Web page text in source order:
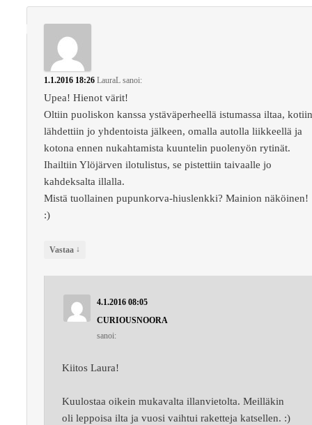
1.1.2016 18:26 LauraL sanoi:
Upea! Hienot värit!
Oltiin puoliskon kanssa ystäväperheellä istumassa iltaa,
lähdettiin jo yhdentoista jälkeen, omalla autolla liikkeellä ja
kotona ennen nukahtamista kuuntelin puolenyön rytinät.
Ihailtiin Ylöjärven ilotulistus, se pistettiin taivaalle jo
kahdeksalta illalla.
Mistä tuollainen pupunkorva-hiuslenkki? Mainion näköinen!
:)
Vastaa ↓
4.1.2016 08:05
CURIOUSNOORA
sanoi:
Kiitos Laura!
Kuulostaa oikein mukavalta illanvietolta. Meilläkin
oli leppoisa ilta ja vuosi vaihtui raketteja katsellen. :)